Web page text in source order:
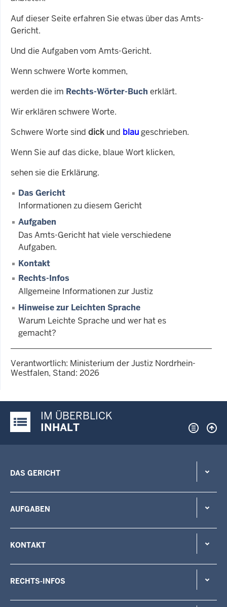
Auf dieser Seite erfahren Sie etwas über das Amts-
Gericht.
Und die Aufgaben vom Amts-Gericht.
Wenn schwere Worte kommen,
werden die im Rechts-Wörter-Buch erklärt.
Wir erklären schwere Worte.
Schwere Worte sind dick und blaugeschrieben.
Wenn Sie auf das dicke, blaue Wort klicken,
sehen sie die Erklärung.
Das Gericht
Informationen zu diesem Gericht
Aufgaben
Das Amts-Gericht hat viele verschiedene
Aufgaben.
Kontakt
Rechts-Infos
Allgemeine Informationen zur Justiz
Hinweise zur Leichten Sprache
Warum Leichte Sprache und wer hat es
gemacht?
Verantwortlich: Ministerium der Justiz Nordrhein-
Westfalen, Stand: 2026
Justiz-Portal im Überblick:
IM ÜBERBLICK
INHALT
DAS GERICHT
AUFGABEN
KONTAKT
RECHTS-INFOS